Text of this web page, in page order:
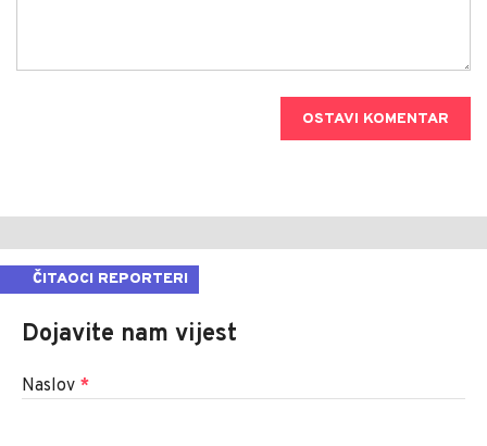
OSTAVI KOMENTAR
ČITAOCI REPORTERI
Dojavite nam vijest
Naslov *